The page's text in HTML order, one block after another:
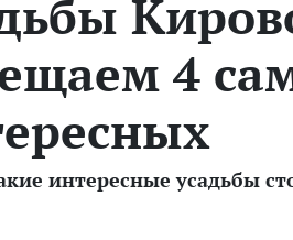
4
интересные усадьбы